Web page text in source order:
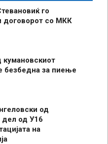
го
договорот со МКК
кумановскиот
безбедна за пиење
од
дел од У16
на